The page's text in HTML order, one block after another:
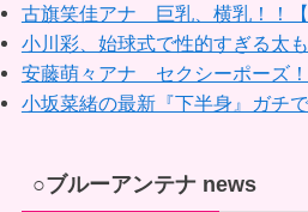
古旗笑佳アナ 巨乳、横乳！！【
小川彩、始球式で性的すぎる太
安藤萌々アナ セクシーポーズ！
小坂菜緒の最新『下半身』ガチ
○ブルーアンテナ news